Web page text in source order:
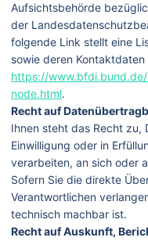
Aufsichtsbehörde
der
folgende Link stellt eine
sowie deren Kontaktdaten
https://
node.html.
Recht auf
Ihnen steht das Recht zu,
Einwilligung oder in
verarbeiten, an sich oder
Sofern Sie die direkte
Verantwortlichen
technisch machbar ist.
Recht auf Auskunft,